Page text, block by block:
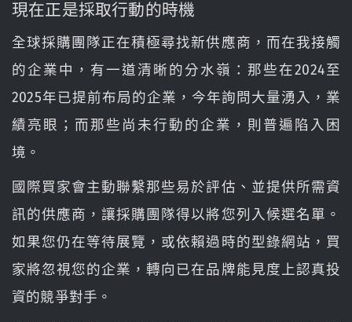
現在正是採取行動的時機
全球採購團隊正在積極尋找新供應商，而在我接觸
的企業中，有一道清晰的分水嶺：那些在2024至
2025年已提前布局的企業，今年詢問大量湧入，業
績亮眼；而那些尚未行動的企業，則普遍陷入困
境。
國際買家會主動聯繫那些易於評估、並提供所需資
訊的供應商，讓採購團隊得以將您列入候選名單。
如果您仍在等待展覽，或依賴過時的型錄網站，買
家將忽視您的企業，轉向已在品牌能見度上認真投
資的競爭對手。